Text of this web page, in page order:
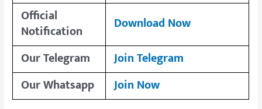
Official
Notification
Download Now
Our Telegram
Join Telegram
Our Whatsapp
Join Now